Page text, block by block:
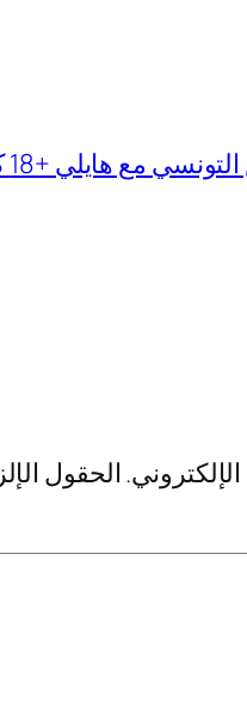
هايلي +18 كامل بدون تغبيش
الحقول